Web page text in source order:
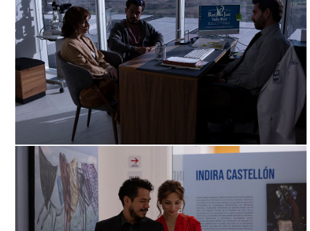
NADA QUE VER, ARCHIVO DDCM